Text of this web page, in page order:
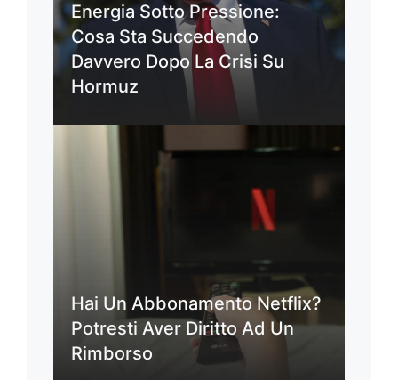
Energia Sotto Pressione:
Cosa Sta Succedendo
Davvero Dopo La Crisi Su
Hormuz
Hai Un Abbonamento Netflix?
Potresti Aver Diritto Ad Un
Rimborso